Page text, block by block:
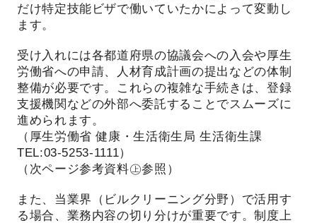
だけ特定技能ビザで働いていたかによって変動し
ます。
受け入れには各都道府県の協議会への入会や厚生
労働省への申請、人材育成計画の提出などの体制
整備が必要です。これらの複雑な手続きは、登録
支援機関などの外部へ委託することでスムーズに
進められます。
（厚生労働省 健康・生活衛生局 生活衛生課
TEL:03-5253-1111）
（次ページ参考資料㊤参照）
また、当業界（ビルクリーニング分野）で活用す
る場合、業務内容の切り分けが重要です。制度上